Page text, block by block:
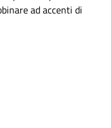
ad accenti di